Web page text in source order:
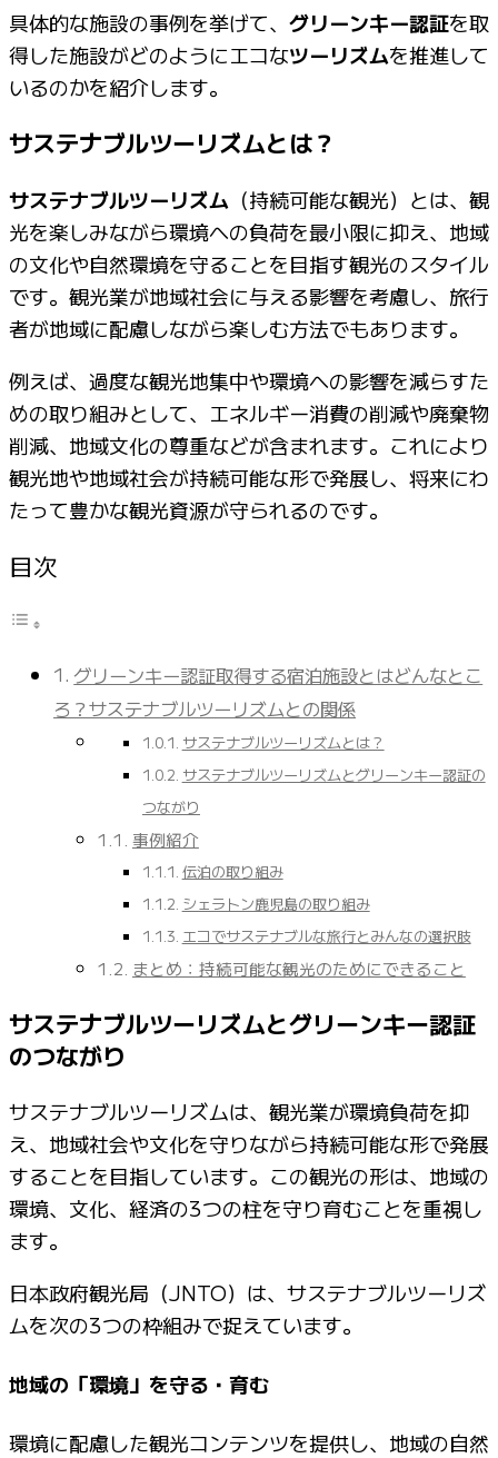
具体的な施設の事例を挙げて、 グリーンキー認証を取
得した施設がどのようにエコなツーリズムを推進して
いるのかを紹介します。
サステナブルツーリズムとは？
サステナブルツーリズム （持続可能な観光）とは、観
光を楽しみながら環境への負荷を最小限に抑え、地域
の文化や自然環境を守ることを目指す観光のスタイル
です。観光業が地域社会に与える影響を考慮し、旅行
者が地域に配慮しながら楽しむ方法でもあります。
例えば、過度な観光地集中や環境への影響を減らすた
めの取り組みとして、エネルギー消費の削減や廃棄物
削減、地域文化の尊重などが含まれます。これにより
観光地や地域社会が持続可能な形で発展し、将来にわ
たって豊かな観光資源が守られるのです。
目次
グリーンキー認証取得する宿泊施設とはどんなとこ
ろ？サステナブルツーリズムとの関係
サステナブルツーリズムとは？
サステナブルツーリズムとグリーンキー認証の
つながり
事例紹介
伝泊の取り組み
シェラトン鹿児島の取り組み
エコでサステナブルな旅行とみんなの選択肢
まとめ：持続可能な観光のためにできること
サステナブルツーリズムとグリーンキー認証
のつながり
サステナブルツーリズムは、観光業が環境負荷を抑
え、地域社会や文化を守りながら持続可能な形で発展
することを目指しています。この観光の形は、地域の
環境、文化、経済の3つの柱を守り育むことを重視し
ます。
日本政府観光局（JNTO）は、サステナブルツーリズ
ムを次の3つの枠組みで捉えています。
地域の「環境」を守る・育む
環境に配慮した観光コンテンツを提供し、地域の自然